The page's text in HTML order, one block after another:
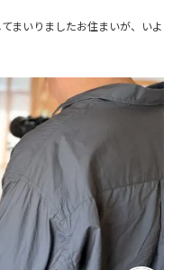
まいりましたお住まいが、いよ